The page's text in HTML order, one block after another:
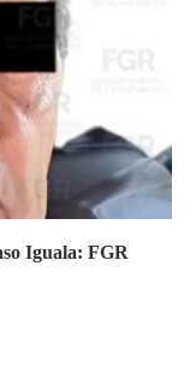
Iguala: FGR